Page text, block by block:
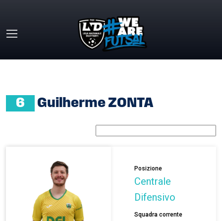
6 Guilherme ZONTA
Posizione
Centrale
Difensivo
Squadra corrente